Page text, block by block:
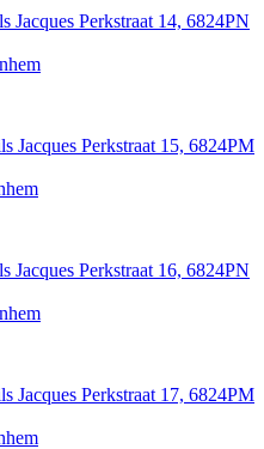
Jacques Perkstraat 14, 6824PN
Jacques Perkstraat 15, 6824PM
Jacques Perkstraat 16, 6824PN
Jacques Perkstraat 17, 6824PM